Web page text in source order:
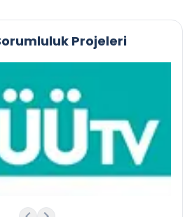
Projeleri